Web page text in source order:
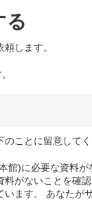
る
します。
ことに留意してく
館)に必要な資料
がないことを確
います。 あなたが